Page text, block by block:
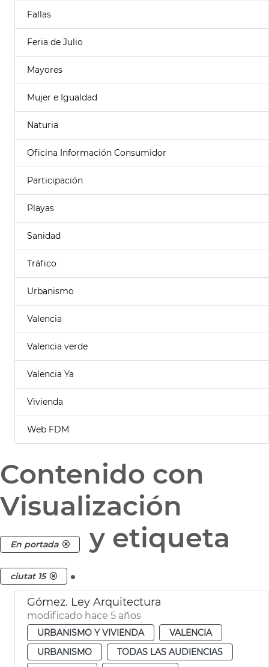
Fallas
Feria de Julio
Mayores
Mujer e Igualdad
Naturia
Oficina Información Consumidor
Participación
Playas
Sanidad
Tráfico
Urbanismo
Valencia
Valencia verde
Valencia Ya
Vivienda
Web FDM
Contenido con
Visualización
En portada y etiqueta
ciutat 15 .
Gómez. Ley Arquitectura
modificado hace 5 años
URBANISMO Y VIVIENDA
VALENCIA
URBANISMO
TODAS LAS AUDIENCIAS